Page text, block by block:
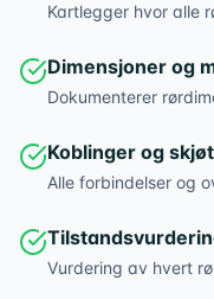
Kartlegger hvor alle
Dimensjoner og
Dokumenterer
Koblinger og
Alle forbindelser og
Vurdering av hvert